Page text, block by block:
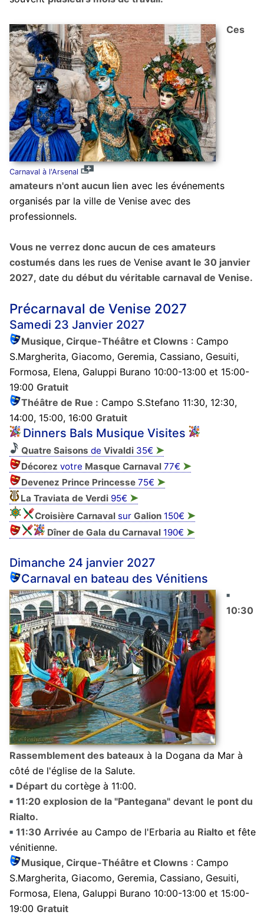
Carnaval à l'Arsenal
Ces
amateurs n'ont aucun lien avec les événements
organisés par la ville de Venise avec des
professionnels.
Vous ne verrez donc aucun de ces amateurs
costumésdans les rues de Venise avant le 30 janvier
2027, date du début du véritable carnaval de Venise.
Précarnaval de Venise 2027
Samedi 23 Janvier 2027
Musique, Cirque-Théâtre et Clowns: Campo
S.Margherita, Giacomo, Geremia, Cassiano, Gesuiti,
Formosa, Elena, Galuppi Burano 10:00-13:00 et 15:00-
19:00 Gratuit
Théâtre de Rue : Campo S.Stefano 11:30, 12:30,
14:00, 15:00, 16:00 Gratuit
Dinners Bals Musique Visites
Quatre Saisons de Vivaldi35€ ➤
Décorez votre Masque Carnaval77€ ➤
Devenez Prince Princesse75€ ➤
La Traviata de Verdi95€ ➤
Croisière Carnavalsur Galion150€ ➤
Dîner de Gala du Carnaval190€ ➤
Dimanche 24 janvier 2027
Carnaval en bateau des Vénitiens
10:30
Rassemblement des bateauxà la Dogana da Mar à
côté de l'église de la Salute.
Départdu cortège à 11:00.
11:20 explosion de la "Pantegana"devant le pont du
Rialto.
11:30 Arrivée au Campo de l'Erbaria au Rialtoet fête
vénitienne.
Musique, Cirque-Théâtre et Clowns: Campo
S.Margherita, Giacomo, Geremia, Cassiano, Gesuiti,
Formosa, Elena, Galuppi Burano 10:00-13:00 et 15:00-
19:00 Gratuit